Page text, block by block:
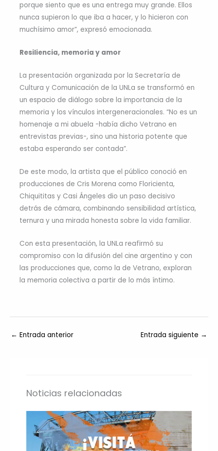
porque siento que es una entrega muy grande. Ellos
nunca supieron lo que iba a hacer, y lo hicieron con
muchísimo amor”, expresó emocionada.
Resiliencia, memoria y amor
La presentación organizada por la Secretaría de
Cultura y Comunicación de la UNLa se transformó en
un espacio de diálogo sobre la importancia de la
memoria y los vínculos intergeneracionales. “No es un
homenaje a mi abuela -había dicho Vetrano en
entrevistas previas-, sino una historia potente que
estaba esperando ser contada”.
De este modo, la artista que el público conoció en
producciones de Cris Morena como Floricienta,
Chiquititas y Casi Ángeles dio un paso decisivo
detrás de cámara, combinando sensibilidad artística,
ternura y una mirada honesta sobre la vida familiar.
Con esta presentación, la UNLa reafirmó su
compromiso con la difusión del cine argentino y con
las producciones que, como la de Vetrano, exploran
la memoria colectiva a partir de lo más íntimo.
← Entrada anterior Entrada siguiente →
Noticias relacionadas